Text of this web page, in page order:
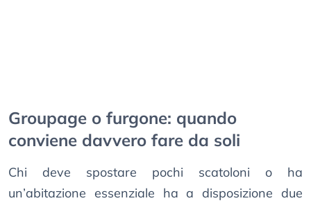
Groupage o furgone: quando
conviene davvero fare da soli
Chi deve spostare pochi scatoloni o ha
un’abitazione essenziale ha a disposizione due